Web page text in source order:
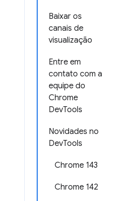
Baixar os
canais de
visualização
Entre em
contato com a
equipe do
Chrome
DevTools
Novidades no
DevTools
Chrome 143
Chrome 142